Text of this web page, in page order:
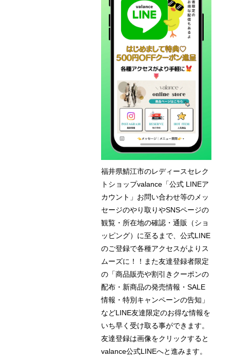
福井県鯖江市のレディースセレク
トショップvalance「公式 LINEア
カウント」お問い合わせ等のメッ
セージのやり取りやSNSページの
観覧・所在地の確認・通販（ショ
ッピング）に至るまで、公式LINE
のご登録で各種アクセスがよりス
ムーズに！！また友達登録者限定
の「商品販売や割引きクーポンの
配布・新商品の発売情報・SALE
情報・特別キャンペーンの告知」
などLINE友達限定のお得な情報を
いち早く受け取る事ができます。
友達登録は画像をクリックすると
valance公式LINEへと進みます。